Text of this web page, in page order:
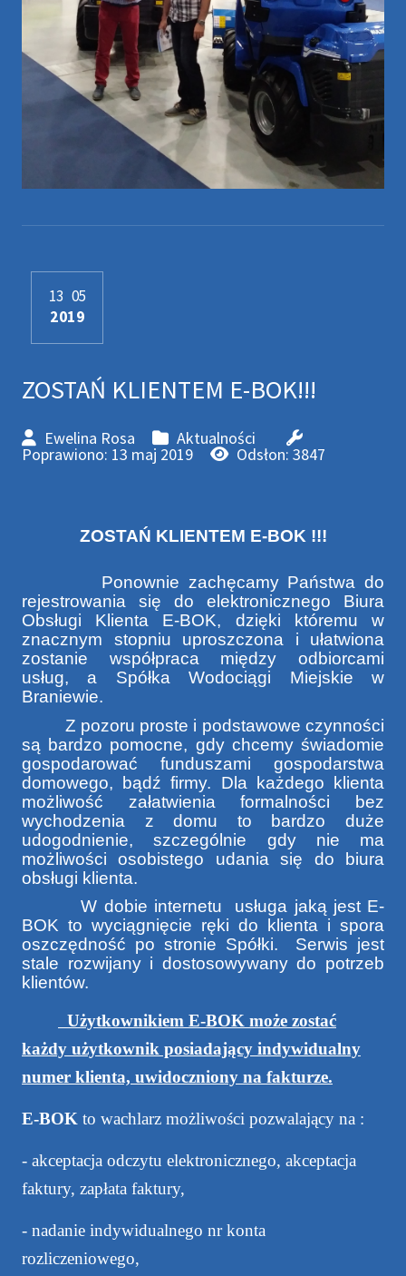
ZOSTAŃ KLIENTEM E-BOK!!!
Ewelina Rosa Aktualności
13 05
2019
Poprawiono: 13 maj 2019 Odsłon: 3847
ZOSTAŃ KLIENTEM E-BOK !!!
Ponownie zachęcamy Państwa do
rejestrowania się do elektronicznego Biura
Obsługi Klienta E-BOK, dzięki któremu w
znacznym stopniu uproszczona i ułatwiona
zostanie współpraca między odbiorcami
usług, a Spółka Wodociągi Miejskie w
Braniewie.
Z pozoru proste i podstawowe czynności
są bardzo pomocne, gdy chcemy świadomie
gospodarować funduszami gospodarstwa
domowego, bądź firmy. Dla każdego klienta
możliwość załatwienia formalności bez
wychodzenia z domu to bardzo duże
udogodnienie, szczególnie gdy nie ma
możliwości osobistego udania się do biura
obsługi klienta.
W dobie internetu
usługa jaką jest E-
BOK to wyciągnięcie ręki do klienta i spora
oszczędność po stronie Spółki.
Serwis jest
stale rozwijany i dostosowywany do potrzeb
klientów.
Użytkownikiem E-BOK może zostać
każdy użytkownik posiadający indywidualny
numer klienta, uwidoczniony na fakturze.
E-BOK to wachlarz możliwości pozwalający na :
- akceptacja odczytu elektronicznego, akceptacja
faktury, zapłata faktury,
- nadanie indywidualnego nr konta
rozliczeniowego,